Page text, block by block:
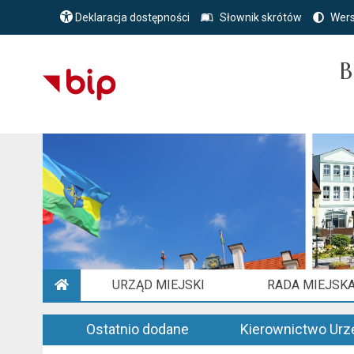
Deklaracja dostępności Słownik skrótów
URZĄD MIEJSKI RADA
Ostatnio dodane Kierownictwo